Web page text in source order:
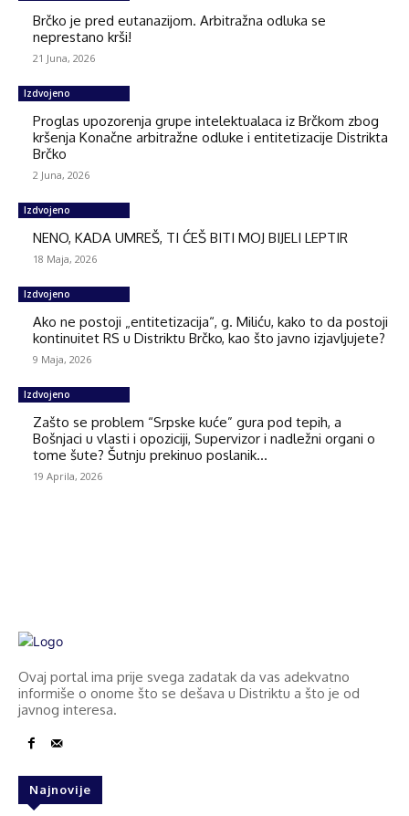
Brčko je pred eutanazijom. Arbitražna odluka se
neprestano krši!
21 Juna, 2026
Izdvojeno
Proglas upozorenja grupe intelektualaca iz Brčkom zbog
kršenja Konačne arbitražne odluke i entitetizacije Distrikta
Brčko
2 Juna, 2026
Izdvojeno
NENO, KADA UMREŠ, TI ĆEŠ BITI MOJ BIJELI LEPTIR
18 Maja, 2026
Izdvojeno
Ako ne postoji „entitetizacija“, g. Miliću, kako to da postoji
kontinuitet RS u Distriktu Brčko, kao što javno izjavljujete?
9 Maja, 2026
Izdvojeno
Zašto se problem “Srpske kuće” gura pod tepih, a
Bošnjaci u vlasti i opoziciji, Supervizor i nadležni organi o
tome šute? Šutnju prekinuo poslanik...
19 Aprila, 2026
Ovaj portal ima prije svega zadatak da vas adekvatno
informiše o onome što se dešava u Distriktu a što je od
javnog interesa.
Najnovije